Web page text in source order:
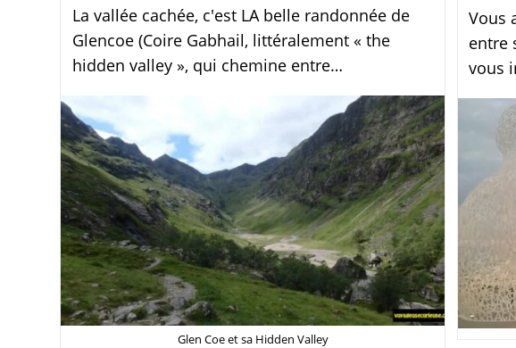
La vallée cachée, c'est LA belle randonnée de
Glencoe (Coire Gabhail, littéralement « the
hidden valley », qui chemine entre…
Glen Coe et sa Hidden Valley
Vous
entre
vous